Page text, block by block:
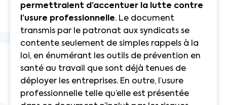
permettraient d’accentuer la lutte contre
l’usure professionnelle. Le document
transmis par le patronat aux syndicats se
contente seulement de simples rappels à la
loi, en énumérant les outils de prévention en
santé au travail que sont déjà tenues de
déployer les entreprises. En outre, l’usure
professionnelle telle qu’elle est présentée